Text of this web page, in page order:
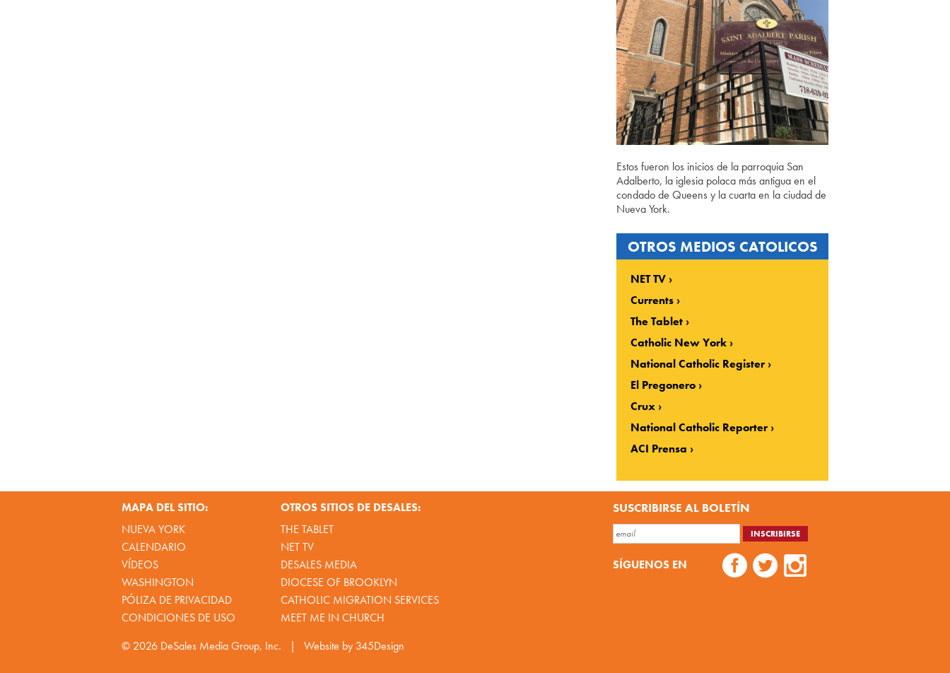
Estos fueron los inicios de la parroquia San
Adalberto, la iglesia polaca más antigua en el
condado de Queens y la cuarta en la ciudad de
Nueva York.
OTROS MEDIOS CATOLICOS
NET TV
Currents
The Tablet
Catholic New York
National Catholic Register
El Pregonero
Crux
National Catholic Reporter
ACI Prensa
MAPA DEL SITIO:
NUEVA YORK
CALENDARIO
VÍDEOS
WASHINGTON
PÓLIZA DE PRIVACIDAD
CONDICIONES DE USO
OTROS SITIOS DE DESALES:
THE TABLET
NET TV
DESALES MEDIA
DIOCESE OF BROOKLYN
CATHOLIC MIGRATION SERVICES
MEET ME IN CHURCH
SUSCRIBIRSE AL BOLETÍN
SÍGUENOS EN
© 2026 DeSales Media Group, Inc. | Website by 345Design